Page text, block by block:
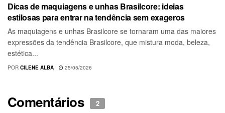
Dicas de maquiagens e unhas Brasilcore: ideias
estilosas para entrar na tendência sem exageros
As maquiagens e unhas Brasilcore se tornaram uma das maiores
expressões da tendência Brasilcore, que mistura moda, beleza,
estética...
POR CILENE ALBA 25/05/2026
Comentários 2